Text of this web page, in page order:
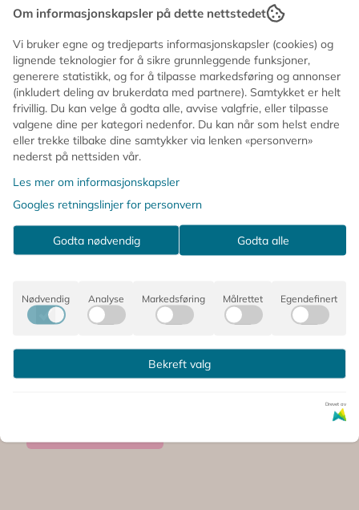
GAVELAPPER –
bamser – 12 pk –
Om informasjonskapsler på dette nettstedet
Vi bruker egne og tredjeparts informasjonskapsler (cookies) og
lignende teknologier for å sikre grunnleggende funksjoner,
generere statistikk, og for å tilpasse markedsføring og annonser
(inkludert deling av brukerdata med partnere). Samtykket er helt
frivillig. Du kan velge å godta alle, avvise valgfrie, eller tilpasse
valgene dine per kategori nedenfor. Du kan når som helst endre
eller trekke tilbake dine samtykker via lenken «personvern»
nederst på nettsiden vår.
Les mer om informasjonskapsler
Googles retningslinjer for personvern
Godta nødvendig Godta alle
Nødvendig Analyse Markedsføring Målrettet Egendefinert
Bekreft valg
Drevet av